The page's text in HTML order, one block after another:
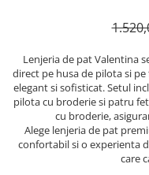
Artificiala De Iepure, 6
Piese, Cu Pilota Inclusa
Lenjerii De Pat Premium
Set Lenjerie De Pat, 7
Pilota / Cuvertura Inclusa
Set Lenjerie De Pat
11 Piese, Cuvertura
Lenjeria de pat Valentina
direct pe husa de pilota si
elegant si sofisticat. Setul
pilota cu broderie si patru
cu broderie,
Alege lenjeria de pat
confortabil si o experienta
care